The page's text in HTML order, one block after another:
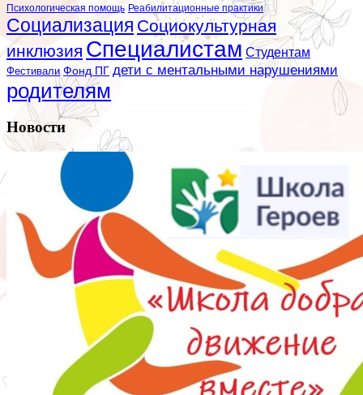
Психологическая помощь Реабилитационные практики
Социализация Социокультурная
инклюзия Специалистам Студентам
Фестивали Фонд ПГ дети с ментальными нарушениями
родителям
Новости